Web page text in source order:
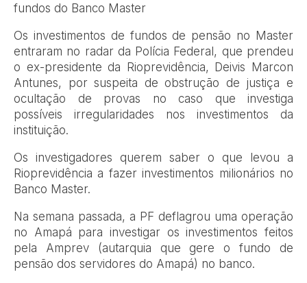
fundos do Banco Master
Os investimentos de fundos de pensão no Master
entraram no radar da Polícia Federal, que prendeu
o ex-presidente da Rioprevidência, Deivis Marcon
Antunes, por suspeita de obstrução de justiça e
ocultação de provas no caso que investiga
possíveis irregularidades nos investimentos da
instituição.
Os investigadores querem saber o que levou a
Rioprevidência a fazer investimentos milionários no
Banco Master.
Na semana passada, a PF deflagrou uma operação
no Amapá para investigar os investimentos feitos
pela Amprev (autarquia que gere o fundo de
pensão dos servidores do Amapá) no banco.